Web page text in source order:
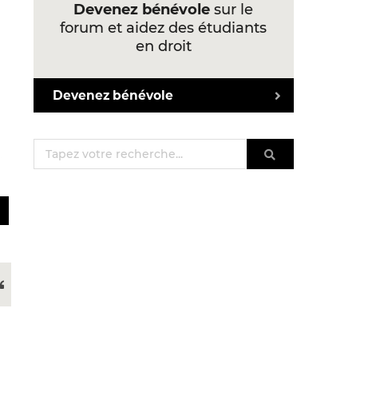
Devenez bénévole sur le
forum et aidez des étudiants
en droit
Devenez bénévole